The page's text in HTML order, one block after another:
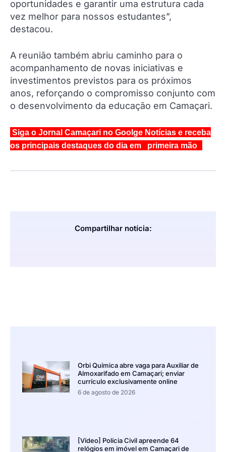
oportunidades e garantir uma estrutura cada
vez melhor para nossos estudantes”,
destacou.
A reunião também abriu caminho para o
acompanhamento de novas iniciativas e
investimentos previstos para os próximos
anos, reforçando o compromisso conjunto com
o desenvolvimento da educação em Camaçari.
Siga o Jornal Camaçari no Goolge Notícias e receba
os principais destaques do dia em primeira mão
Compartilhar notícia:
Orbi Química abre vaga para Auxiliar de
Almoxarifado em Camaçari; enviar
currículo exclusivamente online
6 de agosto de 2026
[Vídeo] Polícia Civil apreende 64
relógios em imóvel em Camaçari de